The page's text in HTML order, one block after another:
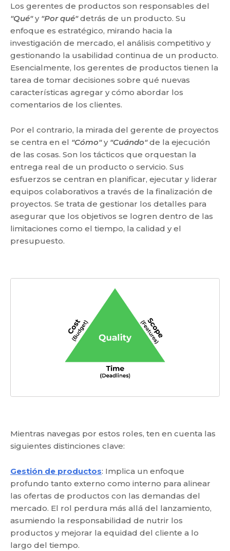
Los gerentes de productos son responsables del
"Qué"y "Por qué"detrás de un producto. Su
enfoque es estratégico, mirando hacia la
investigación de mercado, el análisis competitivo y
gestionando la usabilidad continua de un producto.
Esencialmente, los gerentes de productos tienen la
tarea de tomar decisiones sobre qué nuevas
características agregar y cómo abordar los
comentarios de los clientes.
Por el contrario, la mirada del gerente de proyectos
se centra en el "Cómo"y "Cuándo"de la ejecución
de las cosas. Son los tácticos que orquestan la
entrega real de un producto o servicio. Sus
esfuerzos se centran en planificar, ejecutar y liderar
equipos colaborativos a través de la finalización de
proyectos. Se trata de gestionar los detalles para
asegurar que los objetivos se logren dentro de las
limitaciones como el tiempo, la calidad y el
presupuesto.
Mientras navegas por estos roles, ten en cuenta las
siguientes distinciones clave:
Gestión de productos: Implica un enfoque
profundo tanto externo como interno para alinear
las ofertas de productos con las demandas del
mercado. El rol perdura más allá del lanzamiento,
asumiendo la responsabilidad de nutrir los
productos y mejorar la equidad del cliente a lo
largo del tiempo.